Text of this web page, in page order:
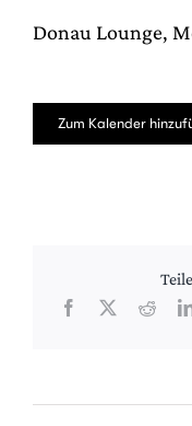
Donau Lounge,
Zum Kalender
Facebook
X